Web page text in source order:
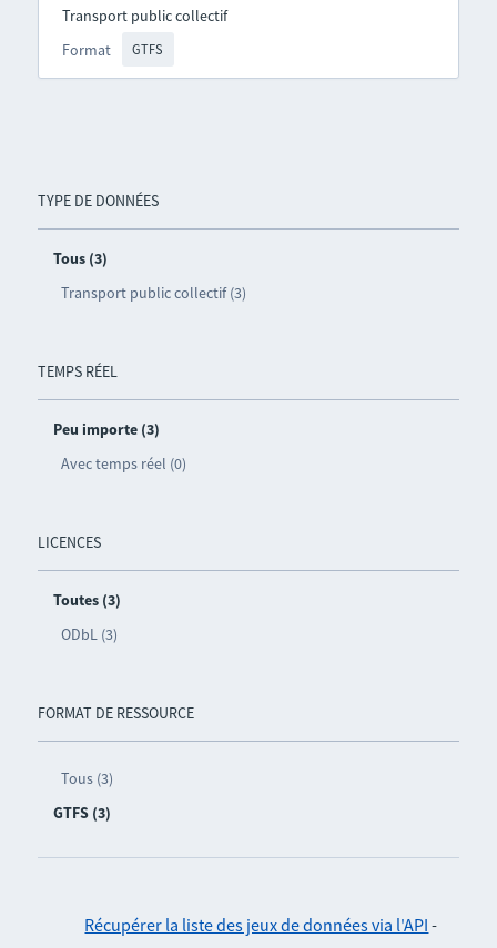
TYPE DE DONNÉES
Tous (3)
Transport public collectif (3)
TEMPS RÉEL
Peu importe (3)
Avec temps réel (0)
LICENCES
Toutes (3)
ODbL (3)
FORMAT DE RESSOURCE
Tous (3)
GTFS (3)
Format GTFS
Transport public collectif
Récupérer la liste des jeux de données via l'API -